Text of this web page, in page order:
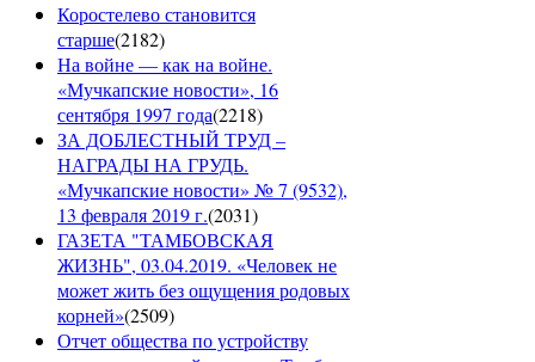
Коростелево становится
старше(2182)
На войне — как на войне.
«Мучкапские новости», 16
сентября 1997 года(2218)
ЗА ДОБЛЕСТНЫЙ ТРУД –
НАГРАДЫ НА ГРУДЬ.
«Мучкапские новости» № 7 (9532),
13 февраля 2019 г.(2031)
ГАЗЕТА "ТАМБОВСКАЯ
ЖИЗНЬ", 03.04.2019. «Человек не
может жить без ощущения родовых
корней»(2509)
Отчет общества по устройству